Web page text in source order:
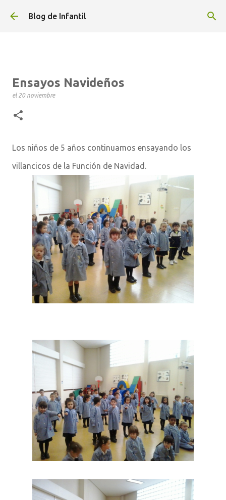
Ir al contenido principal
Blog de Infantil
Ensayos Navideños
el 20 noviembre
Los niños de 5 años continuamos ensayando los
villancicos de la Función de Navidad.